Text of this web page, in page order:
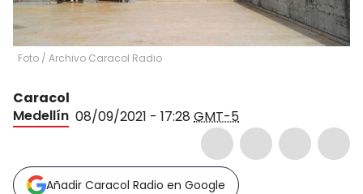
Foto / Archivo Caracol Radio
Caracol
Medellín 08/09/2021 - 17:28 GMT-5
Añadir Caracol Radio en Google